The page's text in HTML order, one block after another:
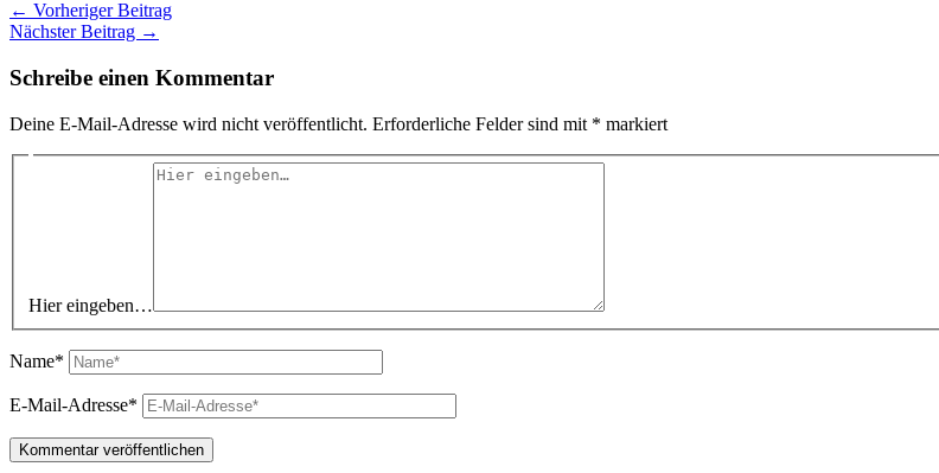
← Vorheriger Beitrag
Nächster Beitrag →
Schreibe einen Kommentar
Deine E-Mail-Adresse wird nicht veröffentlicht. Erforderliche Felder sind mit * markiert
Hier eingeben…
Name*
E-Mail-Adresse*